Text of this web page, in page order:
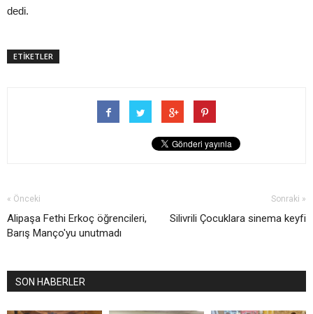
dedi.
ETİKETLER
« Önceki
Alipaşa Fethi Erkoç öğrencileri,
Barış Manço'yu unutmadı
Sonraki »
Silivrili Çocuklara sinema keyfi
SON HABERLER